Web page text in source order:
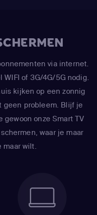
via internet.
of 3G/4G/5G nodig.
kijken op een zonnig
geen probleem. Blijf je
onze Smart TV
waar je maar
maar wilt.